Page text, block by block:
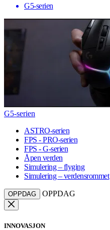
G5-serien
G5-serien
ASTRO-serien
FPS - PRO-serien
FPS - G-serien
Åpen verden
Simulering – flyging
Simulering – verdensrommet
OPPDAG OPPDAG
INNOVASJON